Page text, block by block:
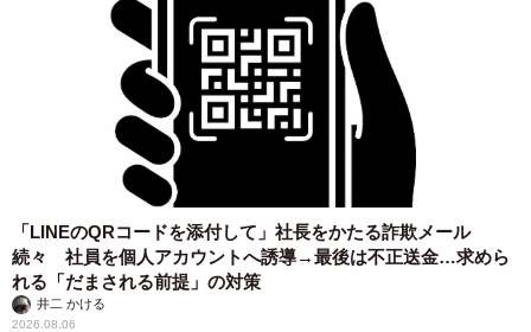
「LINEのQRコードを添付して」社長をかたる詐欺メール
続々 社員を個人アカウントへ誘導→最後は不正送金…求めら
れる「だまされる前提」の対策
井二 かける
2026.08.06